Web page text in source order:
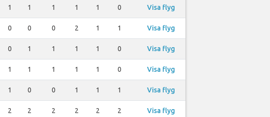
1 1 1 1 1 0 Visa flyg
0 0 0 2 1 1 Visa flyg
0 1 1 1 1 0 Visa flyg
1 1 1 1 1 0 Visa flyg
1 0 0 1 1 1 Visa flyg
2 2 2 2 2 2 Visa flyg